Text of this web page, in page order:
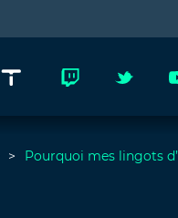
Pourquoi mes lingots